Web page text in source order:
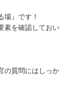
場』です！
素を確認しておい
の質問にはしっか